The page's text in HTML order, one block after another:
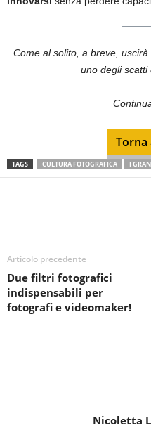
Come al solito, a breve, uscirà
uno degli scatti
Torna
TAGS CULTURA FOTOGRAFICA I
Articolo precedente
Due filtri fotografici
indispensabili per
fotografi e videomaker!
Nicoletta